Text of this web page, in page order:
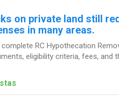
on private land still
in many areas.
RC Hypothecation
eligibility criteria, fees,